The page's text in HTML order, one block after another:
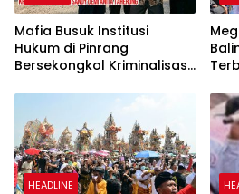
Mafia Busuk Institusi
Hukum di Pinrang
Bersekongkol Kriminalisasi
dan
HEADLINE